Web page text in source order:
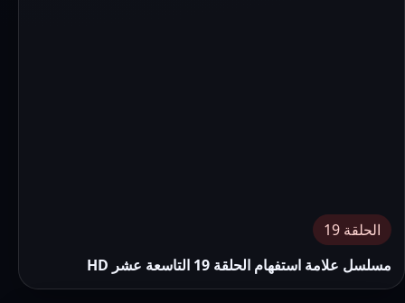
الحلقة 19
مسلسل علامة استفهام الحلقة 19 التاسعة عشر HD